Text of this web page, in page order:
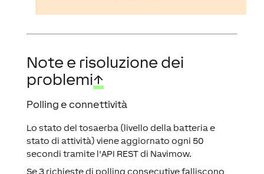
Note e risoluzione dei
problemi↑
Polling e connettività
Lo stato del tosaerba (livello della batteria e
stato di attività) viene aggiornato ogni 50
secondi tramite l'API REST di Navimow.
Se 3 richieste di polling consecutive falliscono